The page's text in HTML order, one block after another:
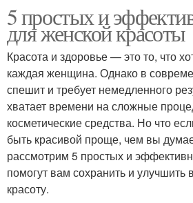
5 простых и
для женской красоты
Красота и здоровье — это то, что
каждая женщина. Однако в
спешит и требует немедленного
хватает времени на сложные
косметические средства. Но что
быть красивой проще, чем вы
рассмотрим 5 простых и
помогут вам сохранить и
красоту.